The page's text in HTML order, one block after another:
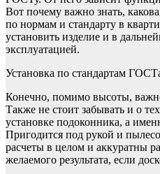
Вот почему важно знать,
по нормам и стандарту в
установить изделие и в
эксплуатацией.
Установка по стандартам
Конечно, помимо высоты,
Также не стоит забывать и о
установке подоконника, а
Пригодится под рукой и
расчеты в целом и аккуратны
желаемого результата, если